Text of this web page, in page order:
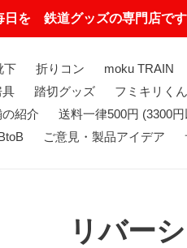
日を 鉄道グッズの専門店です
下 折りコン moku TRAIN
踏切グッズ フミキリくん
の紹介
送料一律500円 (3300
ご意見・製品アイデア
リバー